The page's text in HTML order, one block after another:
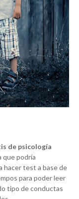
de psicología
que podría
hacer test a base de
para poder leer
tipo de conductas